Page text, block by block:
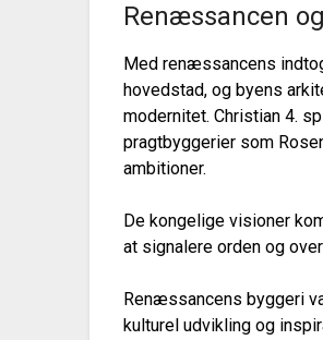
Renæssancen
Med renæssancens
hovedstad, og byens
modernitet. Christian 4.
pragtbyggerier som
ambitioner.
De kongelige visioner
at signalere orden og
Renæssancens byggeri
kulturel udvikling og